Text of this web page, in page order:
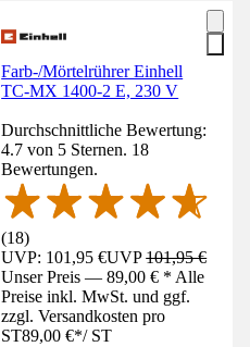
Farb-/Mörtelrührer Einhell
TC-MX 1400-2 E, 230 V
Durchschnittliche Bewertung:
4.7 von 5 Sternen. 18
Bewertungen.
(18)
UVP: 101,95 €UVP101,95 €
Unser Preis — 89,00 € * Alle
Preise inkl. MwSt. und ggf.
zzgl. Versandkosten pro
ST89,00 €*/ ST